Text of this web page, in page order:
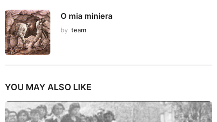
O mia miniera
by team
YOU MAY ALSO LIKE